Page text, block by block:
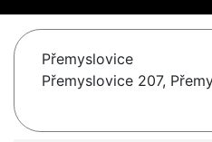
Přemyslovice
Přemyslovice 207,